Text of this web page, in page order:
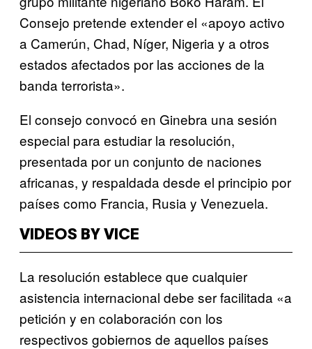
Consejo pretende extender el «apoyo activo
a Camerún, Chad, Níger, Nigeria y a otros
estados afectados por las acciones de la
banda terrorista».
El consejo convocó en Ginebra una sesión
especial para estudiar la resolución,
presentada por un conjunto de naciones
africanas, y respaldada desde el principio por
países como Francia, Rusia y Venezuela.
VIDEOS BY VICE
La resolución establece que cualquier
asistencia internacional debe ser facilitada «a
petición y en colaboración con los
respectivos gobiernos de aquellos países